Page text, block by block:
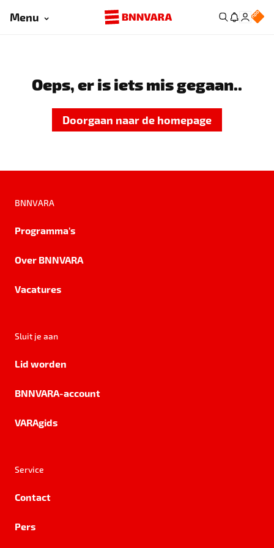
Menu
Oeps, er is iets mis gegaan..
Doorgaan naar de homepage
BNNVARA
Programma's
Over BNNVARA
Vacatures
Sluit je aan
Lid worden
BNNVARA-account
VARAgids
Service
Contact
Pers